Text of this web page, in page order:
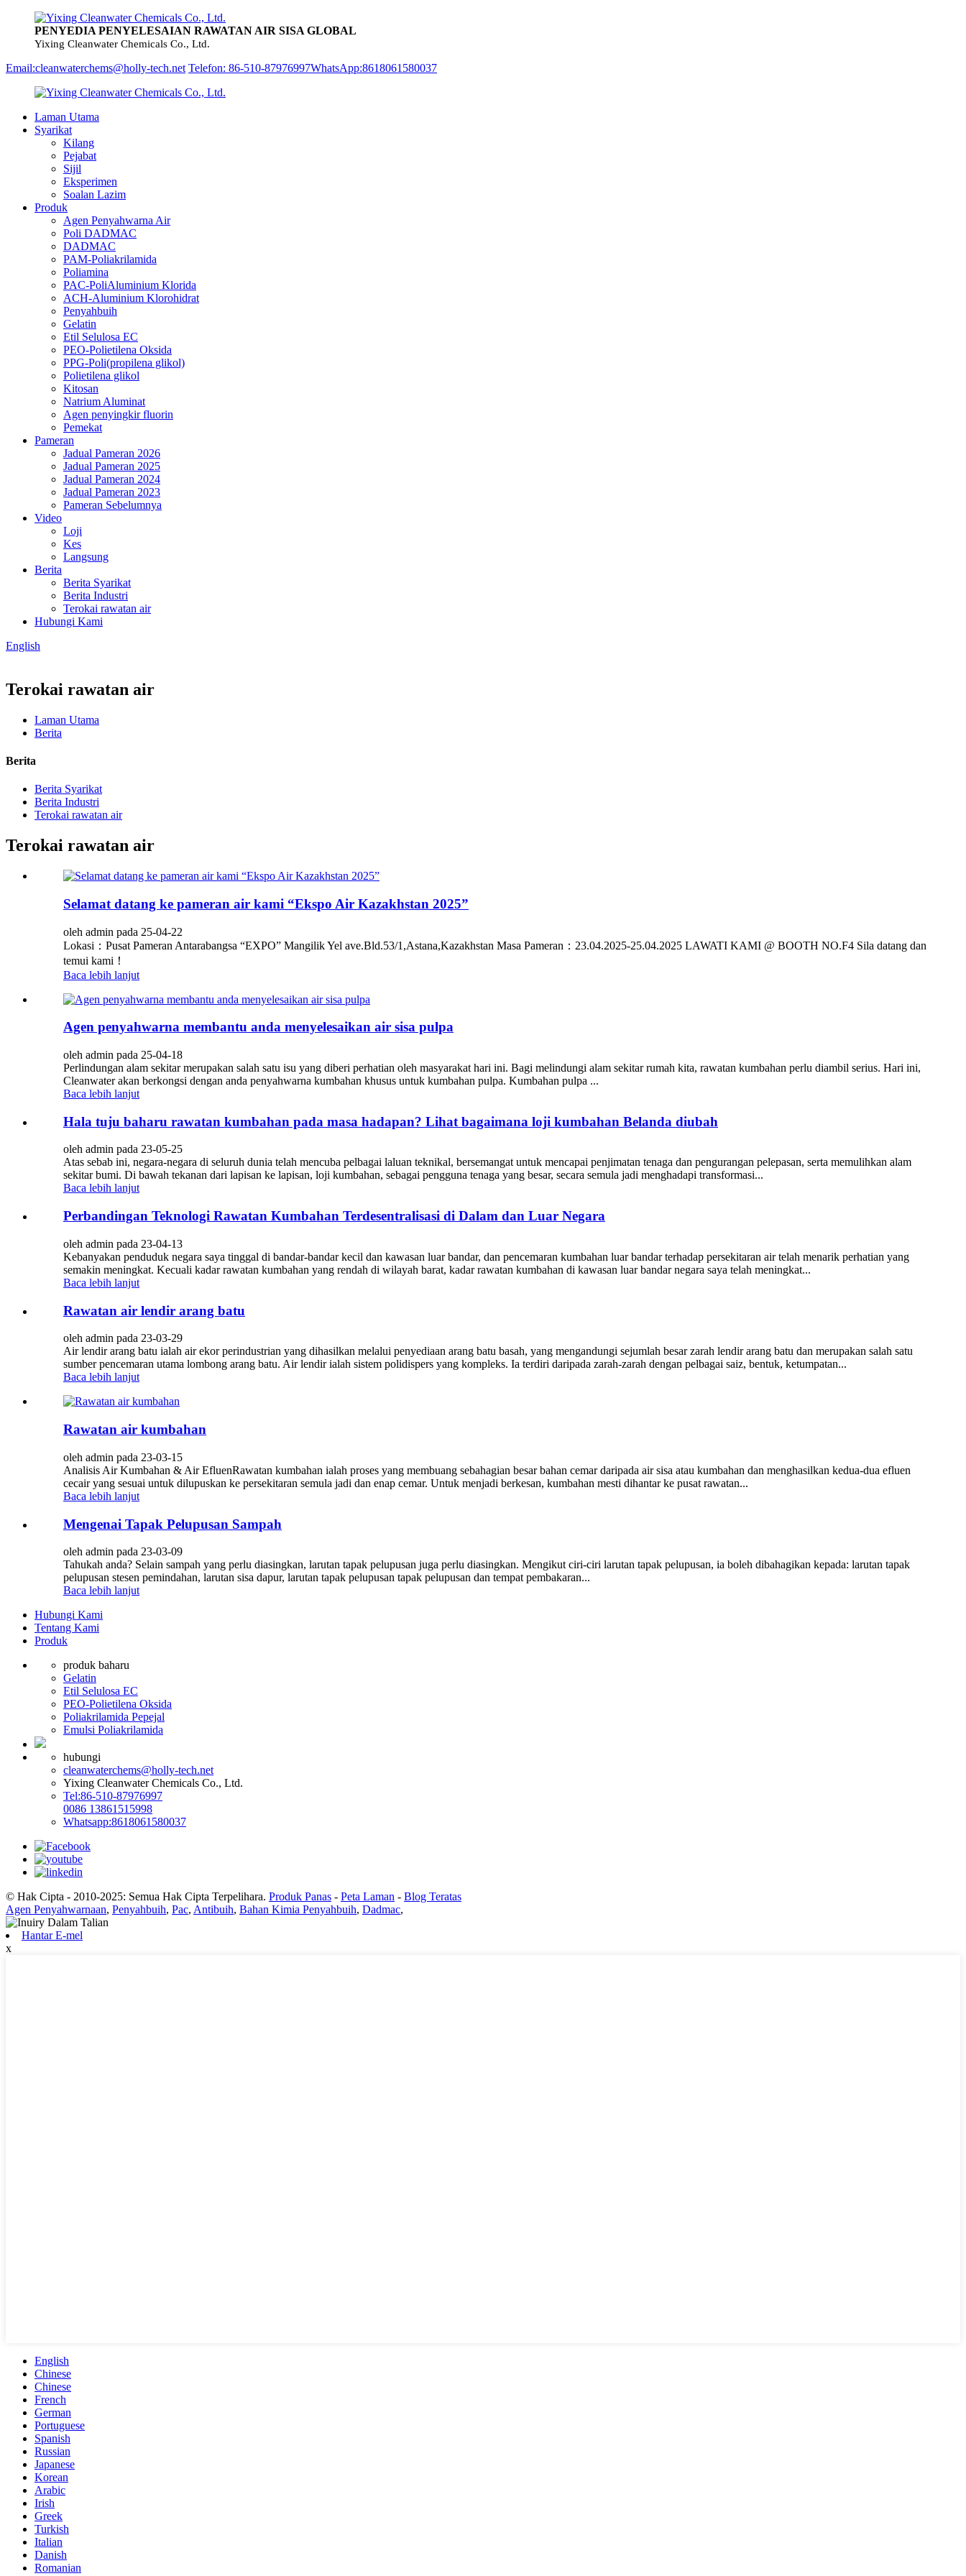
PENYEDIA PENYELESAIAN RAWATAN AIR SISA GLOBAL
Yixing Cleanwater Chemicals Co., Ltd.
Email:cleanwaterchems@holly-tech.net Telefon: 86-510-87976997WhatsApp:8618061580037
Laman Utama
Syarikat
Kilang
Pejabat
Sijil
Eksperimen
Soalan Lazim
Produk
Agen Penyahwarna Air
Poli DADMAC
DADMAC
PAM-Poliakrilamida
Poliamina
PAC-PoliAluminium Klorida
ACH-Aluminium Klorohidrat
Penyahbuih
Gelatin
Etil Selulosa EC
PEO-Polietilena Oksida
PPG-Poli(propilena glikol)
Polietilena glikol
Kitosan
Natrium Aluminat
Agen penyingkir fluorin
Pemekat
Pameran
Jadual Pameran 2026
Jadual Pameran 2025
Jadual Pameran 2024
Jadual Pameran 2023
Pameran Sebelumnya
Video
Loji
Kes
Langsung
Berita
Berita Syarikat
Berita Industri
Terokai rawatan air
Hubungi Kami
English
Terokai rawatan air
Laman Utama
Berita
Berita
Berita Syarikat
Berita Industri
Terokai rawatan air
Terokai rawatan air
Selamat datang ke pameran air kami “Ekspo Air Kazakhstan 2025”
oleh admin pada 25-04-22
Lokasi：Pusat Pameran Antarabangsa “EXPO” Mangilik Yel ave.Bld.53/1,Astana,Kazakhstan Masa Pameran：23.04.2025-25.04.2025 LAWATI KAMI @ BOOTH NO.F4 Sila datang dan
temui kami！
Baca lebih lanjut
Agen penyahwarna membantu anda menyelesaikan air sisa pulpa
oleh admin pada 25-04-18
Perlindungan alam sekitar merupakan salah satu isu yang diberi perhatian oleh masyarakat hari ini. Bagi melindungi alam sekitar rumah kita, rawatan kumbahan perlu diambil serius. Hari ini,
Cleanwater akan berkongsi dengan anda penyahwarna kumbahan khusus untuk kumbahan pulpa. Kumbahan pulpa ...
Baca lebih lanjut
Hala tuju baharu rawatan kumbahan pada masa hadapan? Lihat bagaimana loji kumbahan Belanda diubah
oleh admin pada 23-05-25
Atas sebab ini, negara-negara di seluruh dunia telah mencuba pelbagai laluan teknikal, bersemangat untuk mencapai penjimatan tenaga dan pengurangan pelepasan, serta memulihkan alam
sekitar bumi. Di bawah tekanan dari lapisan ke lapisan, loji kumbahan, sebagai pengguna tenaga yang besar, secara semula jadi menghadapi transformasi...
Baca lebih lanjut
Perbandingan Teknologi Rawatan Kumbahan Terdesentralisasi di Dalam dan Luar Negara
oleh admin pada 23-04-13
Kebanyakan penduduk negara saya tinggal di bandar-bandar kecil dan kawasan luar bandar, dan pencemaran kumbahan luar bandar terhadap persekitaran air telah menarik perhatian yang
semakin meningkat. Kecuali kadar rawatan kumbahan yang rendah di wilayah barat, kadar rawatan kumbahan di kawasan luar bandar negara saya telah meningkat...
Baca lebih lanjut
Rawatan air lendir arang batu
oleh admin pada 23-03-29
Air lendir arang batu ialah air ekor perindustrian yang dihasilkan melalui penyediaan arang batu basah, yang mengandungi sejumlah besar zarah lendir arang batu dan merupakan salah satu
sumber pencemaran utama lombong arang batu. Air lendir ialah sistem polidispers yang kompleks. Ia terdiri daripada zarah-zarah dengan pelbagai saiz, bentuk, ketumpatan...
Baca lebih lanjut
Rawatan air kumbahan
oleh admin pada 23-03-15
Analisis Air Kumbahan & Air EfluenRawatan kumbahan ialah proses yang membuang sebahagian besar bahan cemar daripada air sisa atau kumbahan dan menghasilkan kedua-dua efluen
cecair yang sesuai untuk dilupuskan ke persekitaran semula jadi dan enap cemar. Untuk menjadi berkesan, kumbahan mesti dihantar ke pusat rawatan...
Baca lebih lanjut
Mengenai Tapak Pelupusan Sampah
oleh admin pada 23-03-09
Tahukah anda? Selain sampah yang perlu diasingkan, larutan tapak pelupusan juga perlu diasingkan. Mengikut ciri-ciri larutan tapak pelupusan, ia boleh dibahagikan kepada: larutan tapak
pelupusan stesen pemindahan, larutan sisa dapur, larutan tapak pelupusan tapak pelupusan dan tempat pembakaran...
Baca lebih lanjut
Hubungi Kami
Tentang Kami
Produk
produk baharu
Gelatin
Etil Selulosa EC
PEO-Polietilena Oksida
Poliakrilamida Pepejal
Emulsi Poliakrilamida
hubungi
cleanwaterchems@holly-tech.net
Yixing Cleanwater Chemicals Co., Ltd.
Tel:86-510-87976997
0086 13861515998
Whatsapp:8618061580037
© Hak Cipta - 2010-2025: Semua Hak Cipta Terpelihara. Produk Panas - Peta Laman - Blog Teratas
Agen Penyahwarnaan, Penyahbuih, Pac, Antibuih, Bahan Kimia Penyahbuih, Dadmac,
Hantar E-mel
x
English
Chinese
Chinese
French
German
Portuguese
Spanish
Russian
Japanese
Korean
Arabic
Irish
Greek
Turkish
Italian
Danish
Romanian